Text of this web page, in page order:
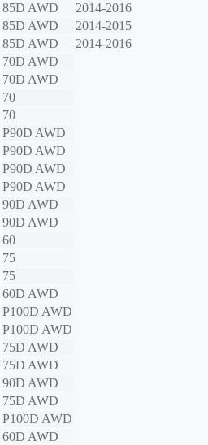
85D AWD
2014-2016
85D AWD
2014-2015
85D AWD
2014-2016
70D AWD
70D AWD
70
70
P90D AWD
P90D AWD
P90D AWD
P90D AWD
90D AWD
90D AWD
60
75
75
60D AWD
P100D AWD
P100D AWD
75D AWD
75D AWD
90D AWD
75D AWD
P100D AWD
60D AWD